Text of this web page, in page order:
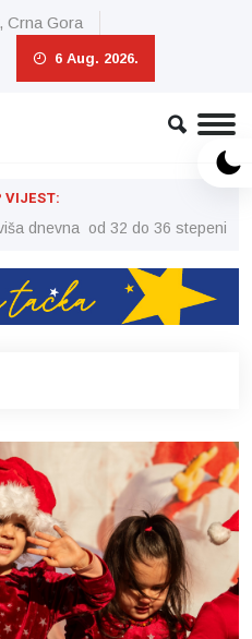
Crna Gora
6 Aug. 2026.
VIJEST:
dnevna od 32 do 36 stepeni